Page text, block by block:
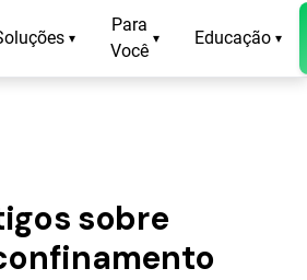
▾
Para
Você
▾ Educação ▾
sobre